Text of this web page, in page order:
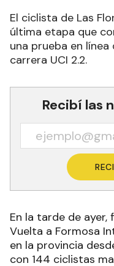
El ciclista de Las
última etapa que
una prueba en
carrera UCI 2.2.
Recibí las
En la tarde de
Vuelta a Formosa
en la provincia
con 144 ciclistas